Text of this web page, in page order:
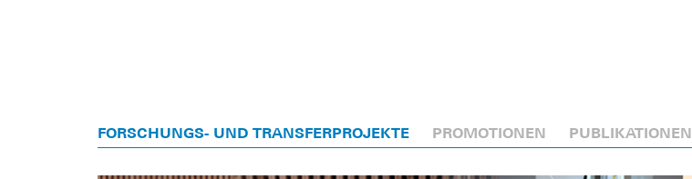
FORSCHUNGS- UND TRANSFERPROJEKTE PROMOTIONEN PUBLIKATIONEN